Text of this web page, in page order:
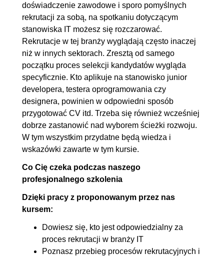
1.14. Zakończenie
00:03:49
doświadczenie zawodowe i sporo pomyślnych
rekrutacji za sobą, na spotkaniu dotyczącym
stanowiska IT możesz się rozczarować.
Rekrutacje w tej branży wyglądają często inaczej
niż w innych sektorach. Zresztą od samego
początku proces selekcji kandydatów wygląda
specyficznie. Kto aplikuje na stanowisko junior
developera, testera oprogramowania czy
designera, powinien w odpowiedni sposób
przygotować CV itd. Trzeba się również wcześniej
dobrze zastanowić nad wyborem ścieżki rozwoju.
W tym wszystkim przydatne będą wiedza i
wskazówki zawarte w tym kursie.
Co Cię czeka podczas naszego
profesjonalnego szkolenia
Dzięki pracy z proponowanym przez nas
kursem:
Dowiesz się, kto jest odpowiedzialny za
proces rekrutacji w branży IT
Poznasz przebieg procesów rekrutacyjnych i